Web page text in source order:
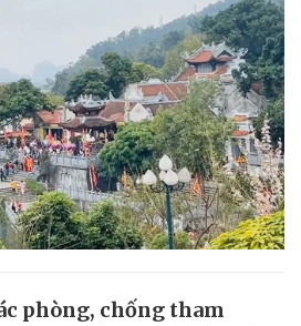
phòng, chống tham